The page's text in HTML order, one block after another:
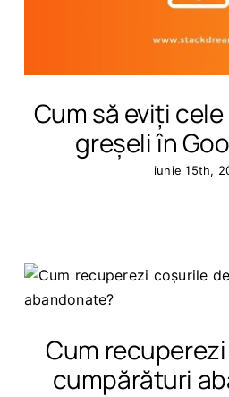
Cum să eviți
greșeli în
iunie 15th,
Cum
cumpărături